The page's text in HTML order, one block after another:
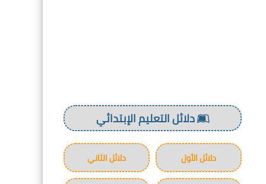
دلائل التعليم الإبتدائي
دلائل الأول دلائل الثاني